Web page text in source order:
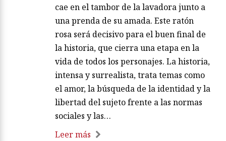
cae en el tambor de la lavadora junto a
una prenda de su amada. Este ratón
rosa será decisivo para el buen final de
la historia, que cierra una etapa en la
vida de todos los personajes. La historia,
intensa y surrealista, trata temas como
el amor, la búsqueda de la identidad y la
libertad del sujeto frente a las normas
sociales y las…
Leer más